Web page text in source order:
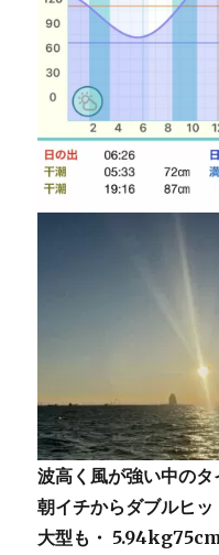
波高く風が強い中のタ
朝イチからダブルヒッ
大型も・